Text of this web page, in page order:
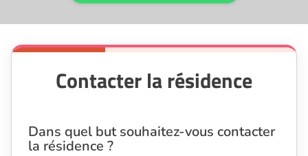
Contacter la résidence
Dans quel but souhaitez-vous contacter
la résidence ?